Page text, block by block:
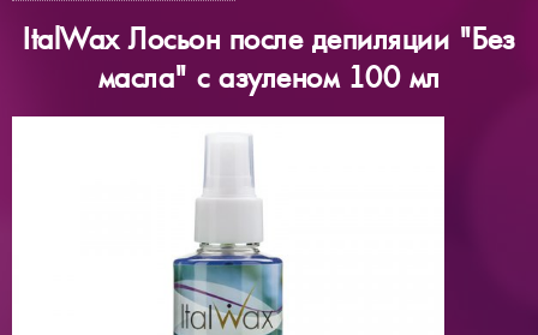
ItalWax Лосьон после депиляции "Без
масла" с азуленом 100 мл